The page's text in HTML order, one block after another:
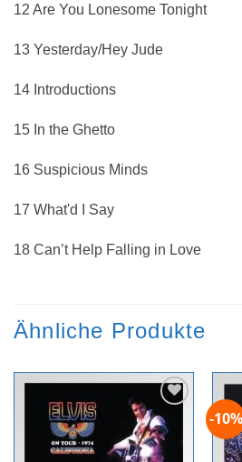
12 Are You Lonesome Tonight
13 Yesterday/Hey Jude
14 Introductions
15 In the Ghetto
16 Suspicious Minds
17 What'd I Say
18 Can’t Help Falling in Love
Ähnliche Produkte
Zur
Wunschliste
hinzufügen
-10%